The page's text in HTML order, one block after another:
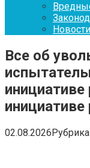
Новости
Все об
инициативе
инициативе
02.08.2026Рубрика: